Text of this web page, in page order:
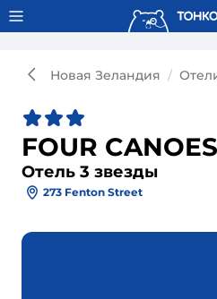
Тонкости используют сookie-
Новая Зеландия
FOUR CANOES
Отель 3 звезды
273 Fenton Street